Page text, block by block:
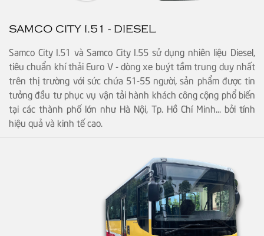
SAMCO CITY I.51 - DIESEL
Samco City I.51 và Samco City I.55 sử dụng nhiên liệu Diesel,
tiêu chuẩn khí thải Euro V - dòng xe buýt tầm trung duy nhất
trên thị trường với sức chứa 51-55 người, sản phẩm được tin
tưởng đầu tư phục vụ vận tải hành khách công cộng phổ biến
tại các thành phố lớn như Hà Nội, Tp. Hồ Chí Minh... bởi tính
hiệu quả và kinh tế cao.